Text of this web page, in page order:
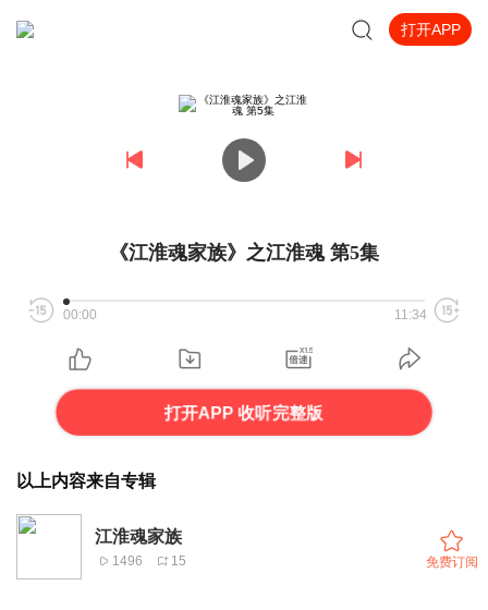
打开APP
《江淮魂家族》之江淮魂 第5集
00:00 11:34
打开APP 收听完整版
以上内容来自专辑
江淮魂家族
1496 15 免费订阅